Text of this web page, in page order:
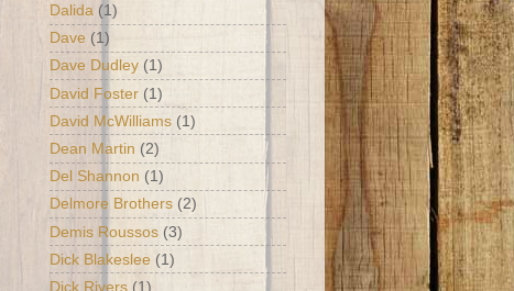
Dalida (1)
Dave (1)
Dave Dudley (1)
David Foster (1)
David McWilliams (1)
Dean Martin (2)
Del Shannon (1)
Delmore Brothers (2)
Demis Roussos (3)
Dick Blakeslee (1)
Dick Rivers (1)